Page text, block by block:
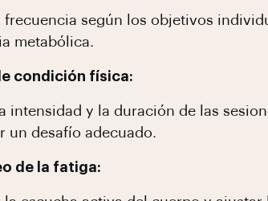
frecuencia según los objetivos
metabólica.
condición física:
intensidad y la duración de las
un desafío adecuado.
de la fatiga: